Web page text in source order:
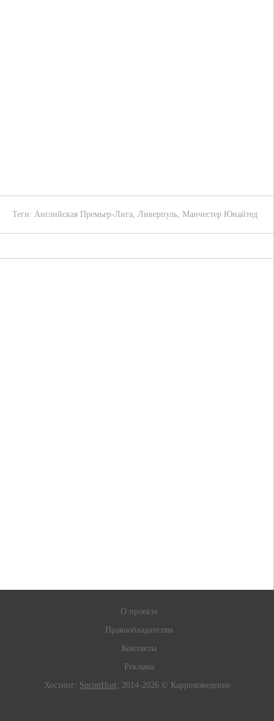
Теги: Английская Премьер-Лига, Ливерпуль, Манчестер Юнайтед
О проекте
Правообладателям
Контакты
Реклама
Хостинг: SprintHost; 2014-2026 © Карриковедение